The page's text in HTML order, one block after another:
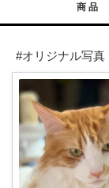
商品
#オリジナル写真